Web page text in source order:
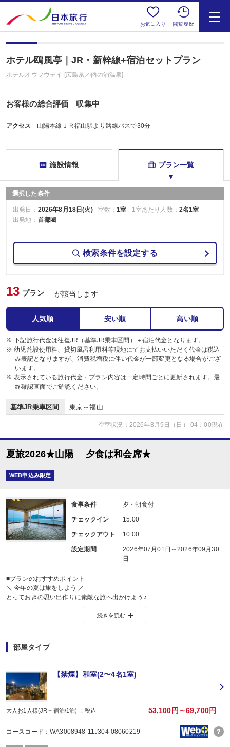
お気に入り 閲覧履歴
ホテル鴎風亭｜JR・新幹線+宿泊セットプラン
ホテルオウフウテイ [広島県／鞆の浦温泉]
お客様の総合評価 収集中
アクセス 山陽本線ＪＲ福山駅より路線バスで30分
施設情報 プラン一覧
選択した条件
出発日： 2026年8月18日(火) 室数：1室 1室あたり人数： 2名1室
出発地： 首都圏
検索条件を設定する
13 プラン が該当します
人気順 安い順 高い順
※ 下記旅行代金は往復JR（基準JR乗車区間）＋宿泊代金となります。
※ 幼児施設使用料、貸切風呂利用料等現地にてお支払いいただく代金は税込
み表記となりますが、消費税増税に伴い代金が一部変更となる場合がござ
います。
※ 表示されている旅行代金・プラン内容は一定時間ごとに更新されます。最
終確認画面でご確認ください。
基準JR乗車区間 東京～福山
空室状況：2026年8月9日（日） 04：00現在
夏旅2026★山陽 夕食は和会席★
WEB申込み限定
食事条件 夕・朝食付
チェックイン 15:00
チェックアウト 10:00
設定期間
2026年07月01日～2026年09月30
日
■プランのおすすめポイント
＼ 今年の夏は旅をしよう ／
とっておきの思い出作りに素敵な旅へ出かけよう♪
【2026年】夏休み・お盆おすすめ国内旅行特集
場所:
その他（ダイニング）
内容:
和会席
【時間】17：30～ 最終開始時間19：00
■朝食
場所:
その他（ダイニング）
内容:
続きを読む
部屋タイプ
【禁煙】和室(2〜4名1室)
大人お1人様(JR＋宿泊/1泊) ：税込 53,100円～69,700円
コースコード：WA3008948-11J304-08060219